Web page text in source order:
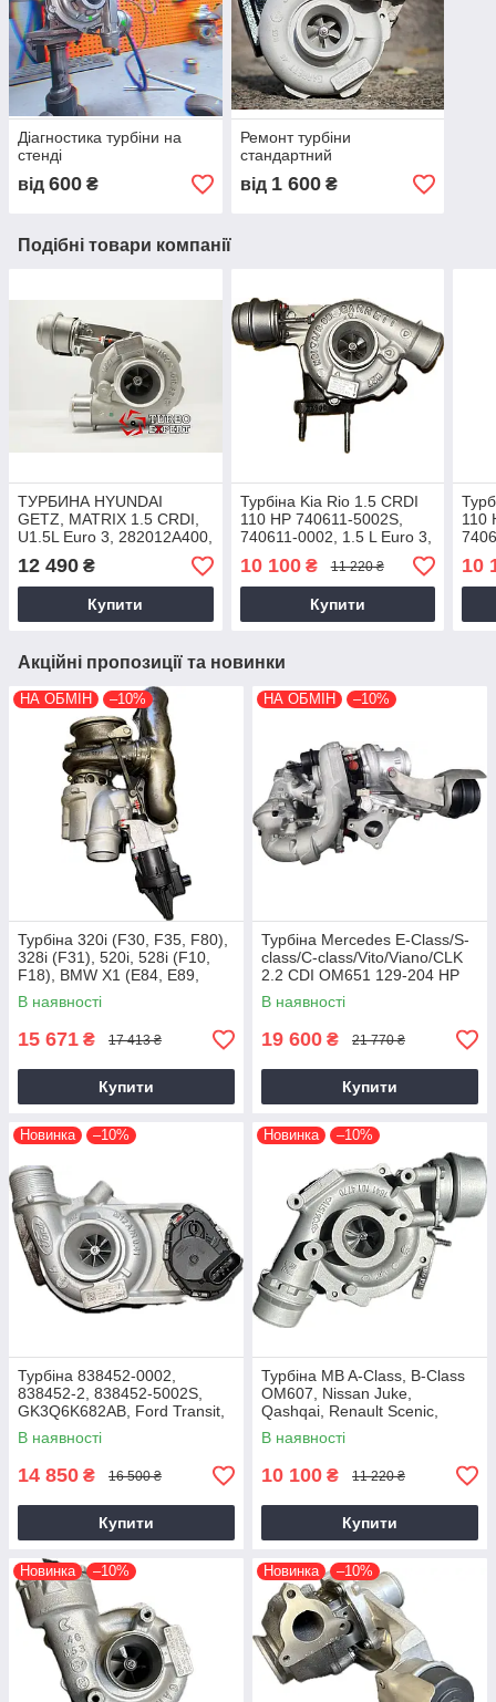
Діагностика турбіни на
стенді
від 600 ₴
Ремонт турбіни
стандартний
від 1 600₴
Подібні товари компанії
ТУРБИНА HYUNDAI
GETZ, MATRIX 1.5 CRDI,
U1.5L Euro 3, 282012A400,
740611-5002S, 782403-
5001S
12 490 ₴
Купити
Турбіна Kia Rio 1.5 CRDI
110 HP 740611-5002S,
740611-0002, 1.5 L Euro 3,
282012A400, 2005+
10 100₴ 11 220 ₴
Купити
110
10
Акційні пропозиції та новинки
НА ОБМІН –10%
Турбіна 320i (F30, F35, F80),
328i (F31), 520i, 528i (F10,
F18), BMW X1 (E84, E89,
F25) N20B20, 2011+, 2.0 L
В наявності
15 671 ₴ 17 413 ₴
Купити
НА ОБМІН –10%
Турбіна Mercedes E-Class/S-
class/C-class/Vito/Viano/CLK
2.2 CDI OM651 129-204 HP
В наявності
19 600 ₴ 21 770 ₴
Купити
Новинка –10%
Турбіна 838452-0002,
838452-2, 838452-5002S,
GK3Q6K682AB, Ford Transit,
Tourneo EcoBlue YNFS,
YNF6, 2.0D, GTD1444V
В наявності
14 850 ₴ 16 500 ₴
Купити
Новинка –10%
Турбіна MB A-Class, B-Class
OM607, Nissan Juke,
Qashqai, Renault Scenic,
Kadjar, Megane K9K, 1.5 dCi,
2014+
В наявності
10 100 ₴ 11 220 ₴
Купити
Новинка –10% Новинка –10%